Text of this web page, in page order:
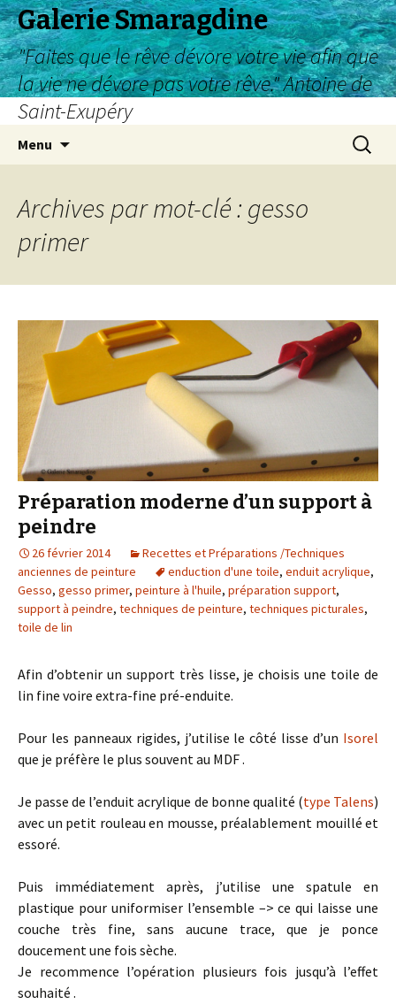
Galerie Smaragdine
"Faites que le rêve dévore votre vie afin que
la vie ne dévore pas votre rêve." Antoine de
Saint-Exupéry
Menu
Archives par mot-clé : gesso
primer
Préparation moderne d’un support à
peindre
26 février 2014
Recettes et Préparations /Techniques
anciennes de peinture
enduction d'une toile, enduit acrylique,
Gesso, gesso primer, peinture à l'huile, préparation support,
support à peindre, techniques de peinture, techniques picturales,
toile de lin
Afin d’obtenir un support très lisse, je choisis une toile de
lin fine voire extra-fine pré-enduite.
Pour les panneaux rigides, j’utilise le côté lisse d’un Isorel
que je préfère le plus souvent au MDF .
Je passe de l’enduit acrylique de bonne qualité (type Talens)
avec un petit rouleau en mousse, préalablement mouillé et
essoré.
Puis immédiatement après, j’utilise une spatule en
plastique pour uniformiser l’ensemble –> ce qui laisse une
couche très fine, sans aucune trace, que je ponce
doucement une fois sèche.
Je recommence l’opération plusieurs fois jusqu’à l’effet
souhaité .